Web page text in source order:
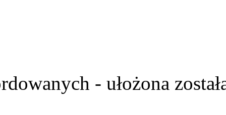
- ułożona